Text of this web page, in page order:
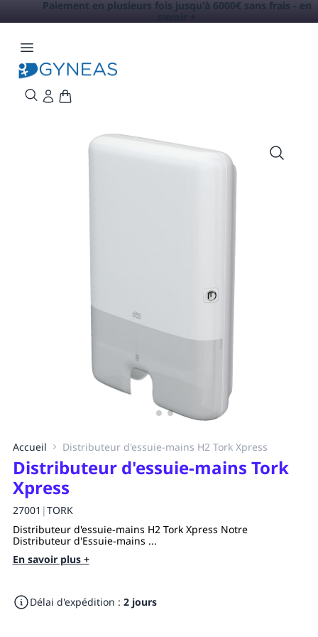
Paiement en plusieurs fois jusqu'à 6000€ sans frais -en
Accueil Distributeur d'essuie-mains H2 Tork Xpress
Distributeur d'essuie-mains Tork
Xpress
27001 |TORK
Distributeur d'essuie-mains H2 Tork Xpress Notre
Distributeur d'Essuie-mains ...
En savoir plus +
Délai d'expédition : 2 jours